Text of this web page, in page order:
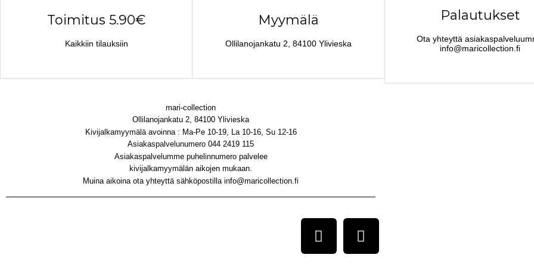
Toimitus 5.90€
Kaikkiin tilauksiin
Myymälä
Ollilanojankatu 2, 84100 Ylivieska
Palautukset
Ota yhteyttä
info@maricollection.fi
mari-collection
Ollilanojankatu 2, 84100 Ylivieska
Kivijalkamyymälä avoinna : Ma-Pe 10-19, La 10-16, Su 12-16
Asiakaspalvelunumero 044 2419 115
Asiakaspalvelumme puhelinnumero palvelee
kivijalkamyymälän aikojen mukaan.
Muina aikoina ota yhteyttä sähköpostilla info@maricollection.fi